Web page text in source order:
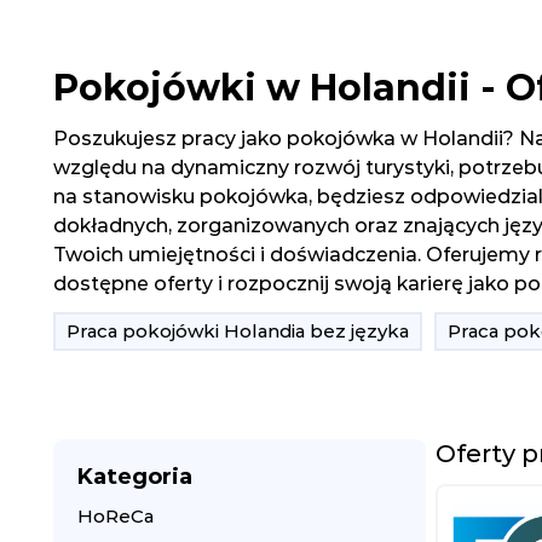
Pokojówki w Holandii -
Poszukujesz pracy jako pokojówka w Holandii?
względu na dynamiczny rozwój turystyki,
na stanowisku pokojówka, będziesz
dokładnych, zorganizowanych oraz znających
Twoich umiejętności i doświadczenia.
dostępne oferty i rozpocznij swoją karierę jako
Praca pokojówki Holandia bez języka Praca
Kategoria
HoReCa
Oferty